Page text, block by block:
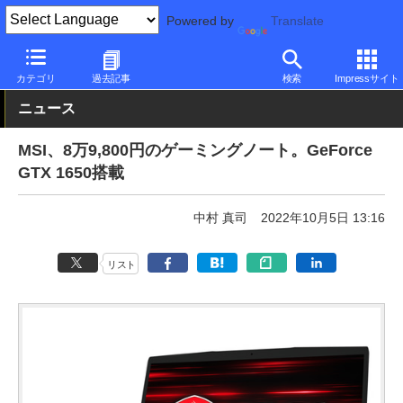
Powered by Translate
カテゴリ 過去記事 検索 Impressサイト
PC Watch パソコン/タブレット/スマートフォン ゲーミングノー
ニュース
MSI、8万9,800円のゲーミングノート。GeForce
GTX 1650搭載
中村 真司 2022年10月5日 13:16
リスト